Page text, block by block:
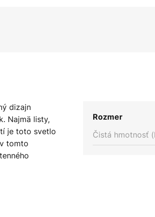
dizajn
Najmä listy,
je toto svetlo
tomto
Rozmer
Čistá hmotnosť